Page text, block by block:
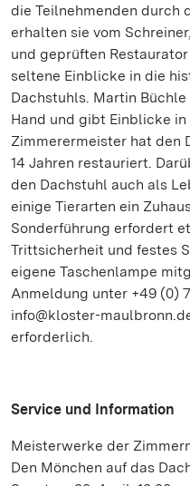
die Teilnehmenden durch
erhalten sie vom
und geprüften
seltene Einblicke in die
Dachstuhls. Martin
Hand und gibt Einblicke in
Zimmerermeister hat den
14 Jahren restauriert.
den Dachstuhl auch als
einige Tierarten ein
Sonderführung erfordert
Trittsicherheit und festes
eigene Taschenlampe
Anmeldung unter +49 (0)
info@kloster-
erforderlich.
Service und Information
Meisterwerke der
Den Mönchen auf das